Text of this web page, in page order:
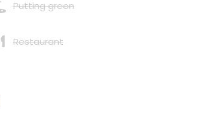
Putting green
Restaurant